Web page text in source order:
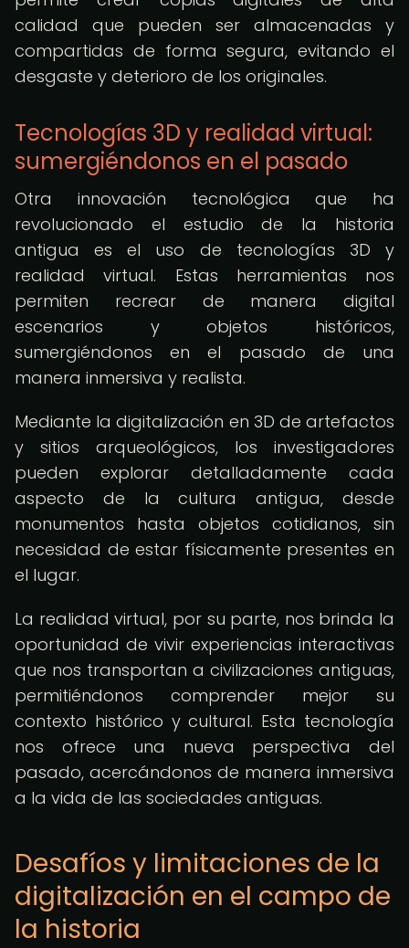
calidad que pueden ser almacenadas y
compartidas de forma segura, evitando el
desgaste y deterioro de los originales.
Tecnologías 3D y realidad virtual:
sumergiéndonos en el pasado
Otra innovación tecnológica que ha
revolucionado el estudio de la historia
antigua es el uso de tecnologías 3D y
realidad virtual. Estas herramientas nos
permiten recrear de manera digital
escenarios y objetos históricos,
sumergiéndonos en el pasado de una
manera inmersiva y realista.
Mediante la digitalización en 3D de artefactos
y sitios arqueológicos, los investigadores
pueden explorar detalladamente cada
aspecto de la cultura antigua, desde
monumentos hasta objetos cotidianos, sin
necesidad de estar físicamente presentes en
el lugar.
La realidad virtual, por su parte, nos brinda la
oportunidad de vivir experiencias interactivas
que nos transportan a civilizaciones antiguas,
permitiéndonos comprender mejor su
contexto histórico y cultural. Esta tecnología
nos ofrece una nueva perspectiva del
pasado, acercándonos de manera inmersiva
a la vida de las sociedades antiguas.
Desafíos y limitaciones de la
digitalización en el campo de
la historia